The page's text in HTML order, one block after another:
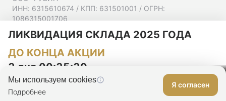
ИНН: 6315610674 / КПП: 631501001 / ОГРН:
1086315001706
Ульяновская ул, д. 52/55, помещ. 9-18
Согласие на рекламную рассылку
Политика конфиденциальности
Мы используем cookies
Подробнее
Я согласен
ЛИКВИДАЦИЯ СКЛАДА 2025 ГОДА
ДО КОНЦА АКЦИИ
2 дня 00:25:19
Оставить заявку